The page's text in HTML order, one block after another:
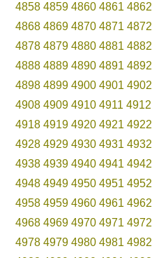
4858 4859 4860 4861 4862
4868 4869 4870 4871 4872
4878 4879 4880 4881 4882
4888 4889 4890 4891 4892
4898 4899 4900 4901 4902
4908 4909 4910 4911 4912
4918 4919 4920 4921 4922
4928 4929 4930 4931 4932
4938 4939 4940 4941 4942
4948 4949 4950 4951 4952
4958 4959 4960 4961 4962
4968 4969 4970 4971 4972
4978 4979 4980 4981 4982